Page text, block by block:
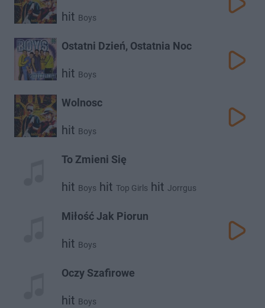
hit Boys
Ostatni Dzień, Ostatnia Noc
hit Boys
Wolnosc
hit Boys
To Zmieni Się
hit Boys hit Top Girls hit Jorrgus
Miłość Jak Piorun
hit Boys
Oczy Szafirowe
hit Boys